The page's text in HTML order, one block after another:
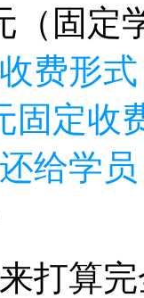
（固定
费形
固定收
给学
打算